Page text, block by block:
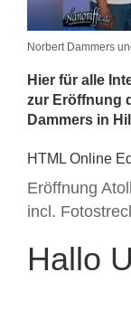
Norbert Dammers
Hier für alle
zur Eröffnung
Dammers in
HTML Online
Eröffnung
incl.
Hallo